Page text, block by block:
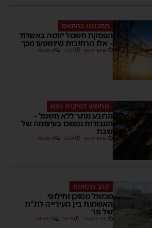
התכוננו בהתאם
הפסקת חשמל יזומה באשדוד
– אלו הרחובות שיושפעו מכך
מנחם דויטש 11:07 2 תגובות
מחשש לפיקוח נפש
הרובע נותר ללא חשמל –
העבודות נמשכו בעיצומה של
שבת
מנחם דויטש 22:28 2 תגובות
קרב גרסאות
מכשול מסוכן וחילופי
האשמות בין העירייה לת"ת
של גור
יוסי יחזקאלי 14:25 3 תגובות